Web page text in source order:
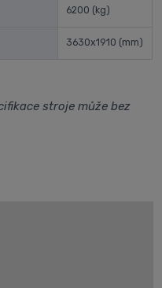
6200 (kg)
3630x1910 (mm)
stroje může bez